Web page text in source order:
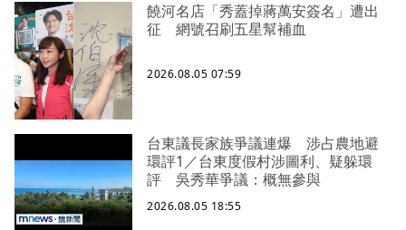
饒河名店「秀蓋掉蔣萬安簽名」遭出
征 網號召刷五星幫補血
2026.08.05 07:59
台東議長家族爭議連爆 涉占農地避
環評1／台東度假村涉圖利、疑躲環
評 吳秀華爭議：概無參與
2026.08.05 18:55